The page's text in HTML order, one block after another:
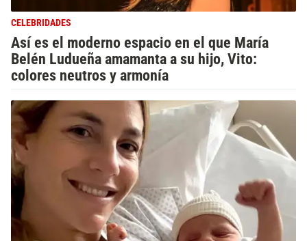
CELEBRIDADES
Así es el moderno espacio en el que María
Belén Ludueña amamanta a su hijo, Vito:
colores neutros y armonía